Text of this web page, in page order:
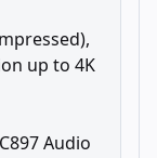
up to 4K
Audio